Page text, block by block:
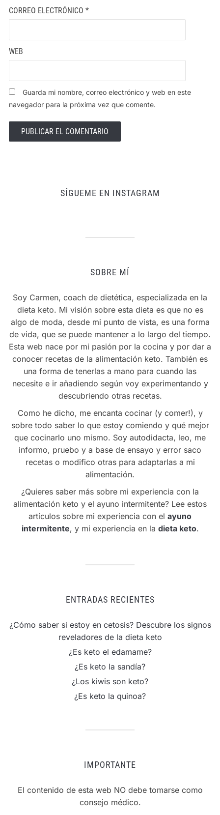
CORREO ELECTRÓNICO *
WEB
Guarda mi nombre, correo electrónico y web en este
navegador para la próxima vez que comente.
SÍGUEME EN INSTAGRAM
SOBRE MÍ
Soy Carmen, coach de dietética, especializada en la
dieta keto. Mi visión sobre esta dieta es que no es
algo de moda, desde mi punto de vista, es una forma
de vida, que se puede mantener a lo largo del tiempo.
Esta web nace por mi pasión por la cocina y por dar a
conocer recetas de la alimentación keto. También es
una forma de tenerlas a mano para cuando las
necesite e ir añadiendo según voy experimentando y
descubriendo otras recetas.
Como he dicho, me encanta cocinar (y comer!), y
sobre todo saber lo que estoy comiendo y qué mejor
que cocinarlo uno mismo. Soy autodidacta, leo, me
informo, pruebo y a base de ensayo y error saco
recetas o modifico otras para adaptarlas a mi
alimentación.
¿Quieres saber más sobre mi experiencia con la
alimentación keto y el ayuno intermitente? Lee estos
artículos sobre mi experiencia con el ayuno
intermitente, y mi experiencia en la dieta keto.
ENTRADAS RECIENTES
¿Cómo saber si estoy en cetosis? Descubre los signos
reveladores de la dieta keto
¿Es keto el edamame?
¿Es keto la sandía?
¿Los kiwis son keto?
¿Es keto la quinoa?
IMPORTANTE
El contenido de esta web NO debe tomarse como
consejo médico.